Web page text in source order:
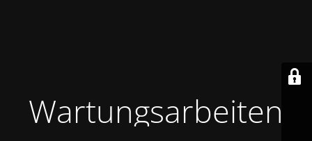
Wartungsarbeiten